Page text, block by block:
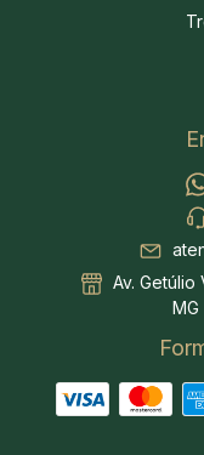
Av. Getúlio